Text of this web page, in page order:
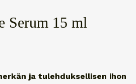
Serum 15 ml
ja tulehduksellisen ihon